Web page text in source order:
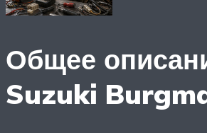
Общее
Suzuki